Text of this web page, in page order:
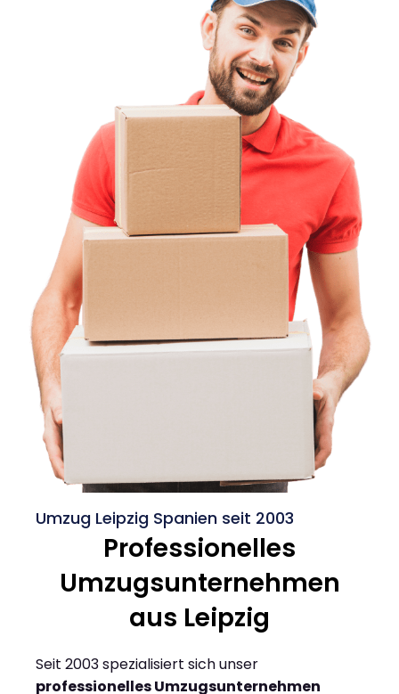
Umzug Leipzig Spanien seit 2003
Professionelles
Umzugsunternehmen
aus Leipzig
Seit 2003 spezialisiert sich unser
professionelles Umzugsunternehmen